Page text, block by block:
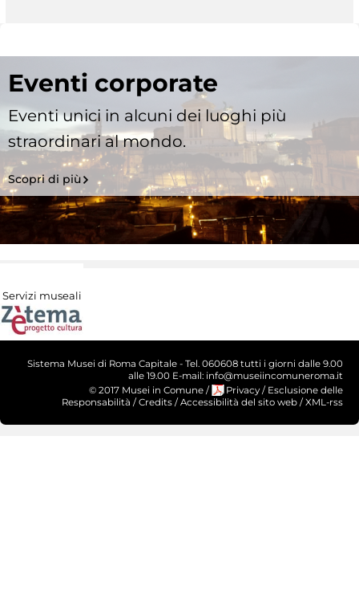
Eventi corporate
Eventi unici in alcuni dei luoghi più
straordinari al mondo.
Scopri di più
Servizi museali
Sistema Musei di Roma Capitale - Tel. 060608 tutti i giorni dalle 9.00
alle 19.00 E-mail: info@museiincomuneroma.it
© 2017 Musei in Comune / Privacy / Esclusione delle
Responsabilità / Credits / Accessibilità del sito web / XML-rss